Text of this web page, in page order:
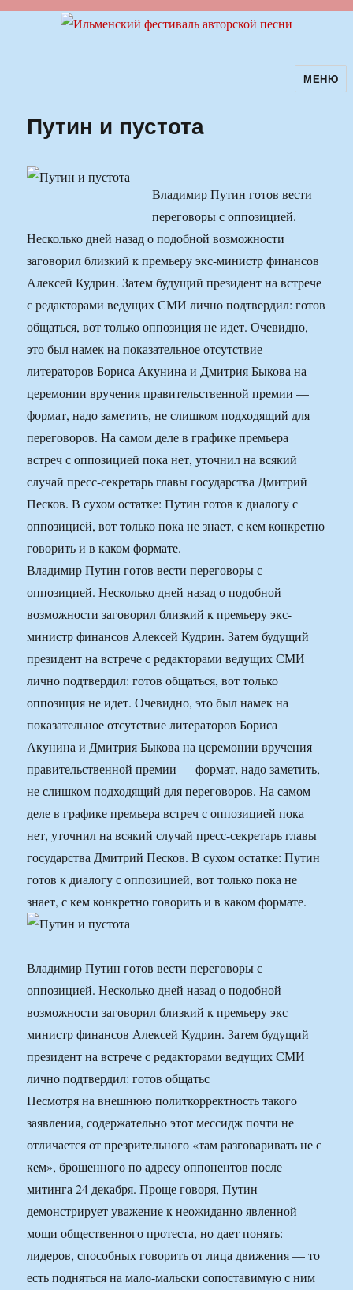
Ильменский фестиваль авторскойМЕНЮ
Путин и пустота
Владимир Путин готов вести
переговоры с оппозицией.
Несколько дней назад о подобной возможности
заговорил близкий к премьеру экс-министр финансов
Алексей Кудрин. Затем будущий президент на встрече
с редакторами ведущих СМИ лично подтвердил: готов
общаться, вот только оппозиция не идет. Очевидно,
это был намек на показательное отсутствие
литераторов Бориса Акунина и Дмитрия Быкова на
церемонии вручения правительственной премии —
формат, надо заметить, не слишком подходящий для
переговоров. На самом деле в графике премьера
встреч с оппозицией пока нет, уточнил на всякий
случай пресс-секретарь главы государства Дмитрий
Песков. В сухом остатке: Путин готов к диалогу с
оппозицией, вот только пока не знает, с кем конкретно
говорить и в каком формате.
Владимир Путин готов вести переговоры с
оппозицией. Несколько дней назад о подобной
возможности заговорил близкий к премьеру экс-
министр финансов Алексей Кудрин. Затем будущий
президент на встрече с редакторами ведущих СМИ
лично подтвердил: готов общаться, вот только
оппозиция не идет. Очевидно, это был намек на
показательное отсутствие литераторов Бориса
Акунина и Дмитрия Быкова на церемонии вручения
правительственной премии — формат, надо заметить,
не слишком подходящий для переговоров. На самом
деле в графике премьера встреч с оппозицией пока
нет, уточнил на всякий случай пресс-секретарь главы
государства Дмитрий Песков. В сухом остатке: Путин
готов к диалогу с оппозицией, вот только пока не
знает, с кем конкретно говорить и в каком формате.
Владимир Путин готов вести переговоры с
оппозицией. Несколько дней назад о подобной
возможности заговорил близкий к премьеру экс-
министр финансов Алексей Кудрин. Затем будущий
президент на встрече с редакторами ведущих СМИ
лично подтвердил: готов общатьс
Несмотря на внешнюю политкорректность такого
заявления, содержательно этот мессидж почти не
отличается от презрительного «там разговаривать не с
кем», брошенного по адресу оппонентов после
митинга 24 декабря. Проще говоря, Путин
демонстрирует уважение к неожиданно явленной
мощи общественного протеста, но дает понять:
лидеров, способных говорить от лица движения — то
есть подняться на мало-мальски сопоставимую с ним